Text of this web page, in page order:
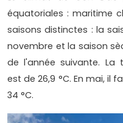
équatoriales : maritime
saisons distinctes : la
novembre et la saison
de l'année suivante. La
est de 26,9 °C. En mai, il
34 °C.